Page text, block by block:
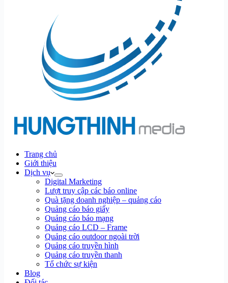
Trang chủ
Giới thiệu
Dịch vụ
Digital Marketing
Lượt truy cập các báo online
Quà tặng doanh nghiệp – quảng cáo
Quảng cáo báo giấy
Quảng cáo báo mạng
Quảng cáo LCD – Frame
Quảng cáo outdoor ngoài trời
Quảng cáo truyền hình
Quảng cáo truyền thanh
Tổ chức sự kiện
Blog